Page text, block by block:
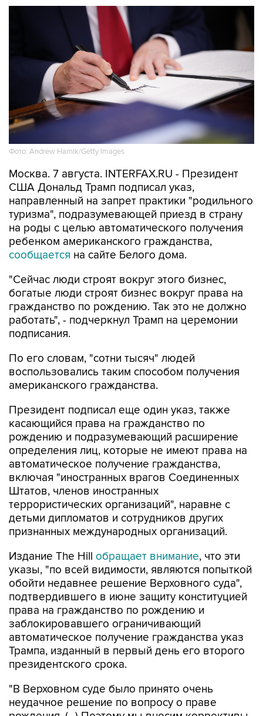
Фото: Andrew Harnik/Getty Images
Москва. 7 августа. INTERFAX.RU - Президент
США Дональд Трамп подписал указ,
направленный на запрет практики "родильного
туризма", подразумевающей приезд в страну
на роды с целью автоматического получения
ребенком американского гражданства,
сообщается на сайте Белого дома.
"Сейчас люди строят вокруг этого бизнес,
богатые люди строят бизнес вокруг права на
гражданство по рождению. Так это не должно
работать", - подчеркнул Трамп на церемонии
подписания.
По его словам, "сотни тысяч" людей
воспользовались таким способом получения
американского гражданства.
Президент подписал еще один указ, также
касающийся права на гражданство по
рождению и подразумевающий расширение
определения лиц, которые не имеют права на
автоматическое получение гражданства,
включая "иностранных врагов Соединенных
Штатов, членов иностранных
террористических организаций", наравне с
детьми дипломатов и сотрудников других
признанных международных организаций.
Издание The Hill обращает внимание, что эти
указы, "по всей видимости, являются попыткой
обойти недавнее решение Верховного суда",
подтвердившего в июне защиту конституцией
права на гражданство по рождению и
заблокировавшего ограничивающий
автоматическое получение гражданства указ
Трампа, изданный в первый день его второго
президентского срока.
"В Верховном суде было принято очень
неудачное решение по вопросу о праве